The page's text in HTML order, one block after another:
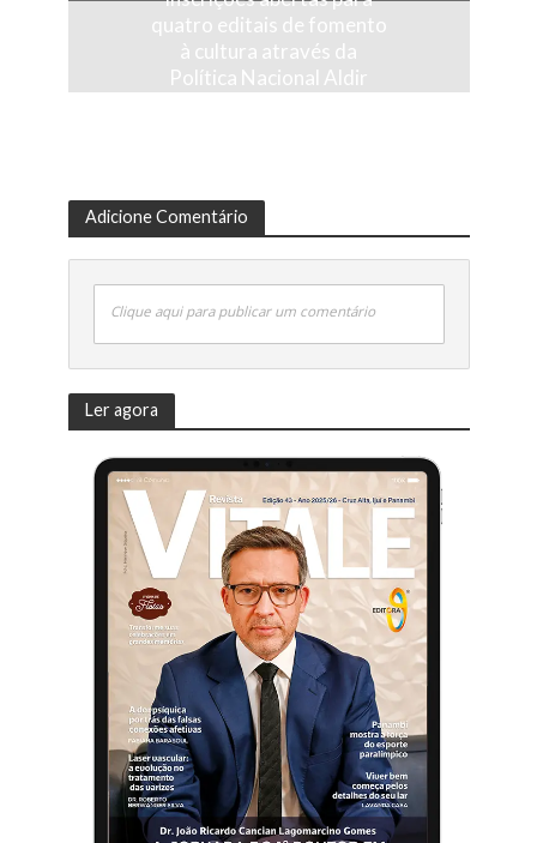
quatro editais de fomento
à cultura através da
Política Nacional Aldir
Adicione Comentário
Clique aqui para publicar um comentário
Ler agora